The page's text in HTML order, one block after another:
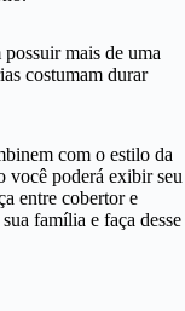
mais de uma
costumam durar
com o estilo da
você poderá exibir seu
entre cobertor e
família e faça desse